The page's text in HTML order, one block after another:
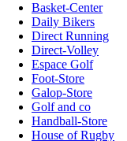
Basket-Center
Daily Bikers
Direct Running
Direct-Volley
Espace Golf
Foot-Store
Galop-Store
Golf and co
Handball-Store
House of Rugby